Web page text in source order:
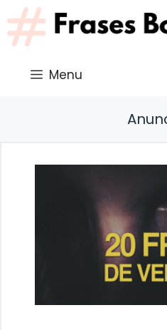
Saltar
al
contenido
Menu